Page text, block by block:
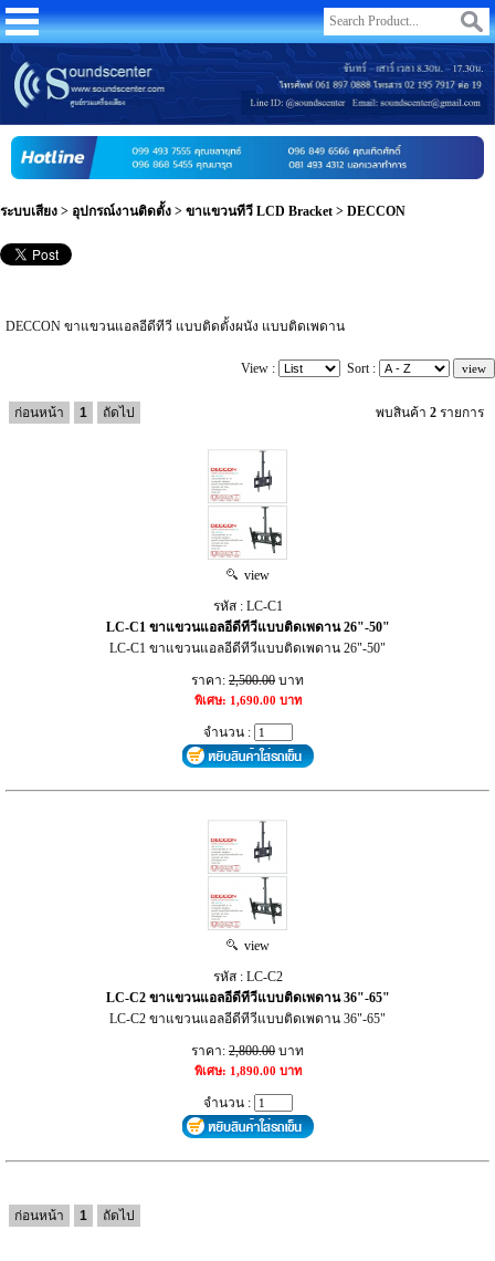
ระบบเสียง > อุปกรณ์งานติดตั้ง > ขาแขวนทีวี LCD Bracket > DECCON
DECCON ขาแขวนแอลอีดีทีวี แบบติดตั้งผนัง แบบติดเพดาน
View : Sort :
ก่อนหน้า 1 ถัดไป พบสินค้า 2 รายการ
view
รหัส : LC-C1
LC-C1 ขาแขวนแอลอีดีทีวีแบบติดเพดาน 26"-50"
LC-C1 ขาแขวนแอลอีดีทีวีแบบติดเพดาน 26"-50"
ราคา: 2,500.00 บาท
พิเศษ: 1,690.00 บาท
จำนวน :
view
รหัส : LC-C2
LC-C2 ขาแขวนแอลอีดีทีวีแบบติดเพดาน 36"-65"
LC-C2 ขาแขวนแอลอีดีทีวีแบบติดเพดาน 36"-65"
ราคา: 2,800.00 บาท
พิเศษ: 1,890.00 บาท
จำนวน :
ก่อนหน้า 1 ถัดไป